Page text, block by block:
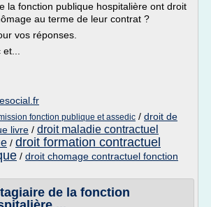
la fonction publique hospitalière ont droit
au terme de leur contrat ?
vos réponses.
fonction publique et assedic / droit de
livre / droit maladie contractuel
/ droit formation contractuel
/ droit chomage contractuel fonction
de la fonction